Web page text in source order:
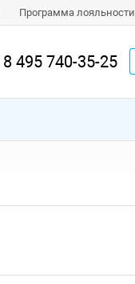
Программа лояльности
8 495 740-35-25